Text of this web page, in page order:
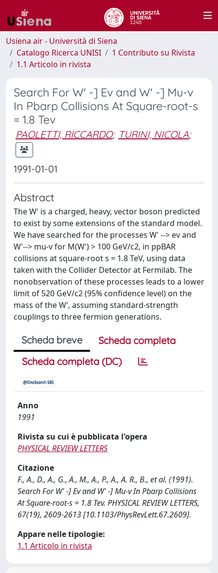
Usiena air - Università di Siena
Catalogo Ricerca UNISI
1 Contributo su Rivista
1.1 Articolo in rivista
Search For W' -] Ev and W' -] Mu-v
In Pbarp Collisions At Square-root-s
= 1.8 Tev
PAOLETTI, RICCARDO; TURINI, NICOLA;
1991-01-01
Abstract
The W' is a charged, heavy, vector boson predicted
to exist by some extensions of the standard model.
We have searched for the processes W' --> ev and
W'--> mu-v for M(W') > 100 GeV/c2, in ppBAR
collisions at square-root s = 1.8 TeV, using data
taken with the Collider Detector at Fermilab. The
nonobservation of these processes leads to a lower
limit of 520 GeV/c2 (95% confidence level) on the
mass of the W', assuming standard-strength
couplings to three fermion generations.
Scheda breve
Scheda completa
Scheda completa (DC)
Anno
1991
Rivista su cui è pubblicata l'opera
PHYSICAL REVIEW LETTERS
Citazione
F., A., D., A., G., A., M., A., P., A., A. R., B., et al. (1991).
Search For W' -] Ev and W' -] Mu-v In Pbarp Collisions
At Square-root-s = 1.8 Tev. PHYSICAL REVIEW LETTERS,
67(19), 2609-2613 [10.1103/PhysRevLett.67.2609].
Appare nelle tipologie:
1.1 Articolo in rivista